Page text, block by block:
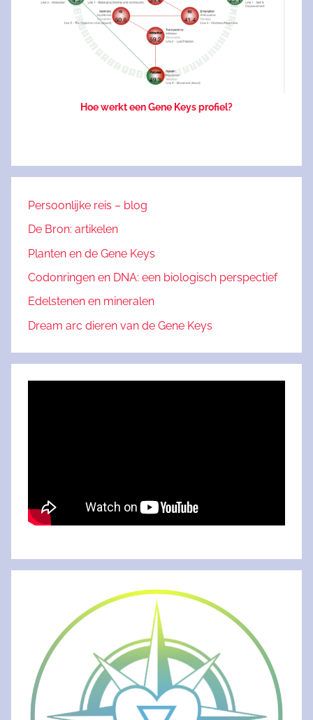
Hoe werkt een Gene Keys profiel?
Persoonlijke reis – blog
De Bron: artikelen
Planten en de Gene Keys
Codonringen en DNA: een biologisch perspectief
Edelstenen en mineralen
Dream arc dieren van de Gene Keys